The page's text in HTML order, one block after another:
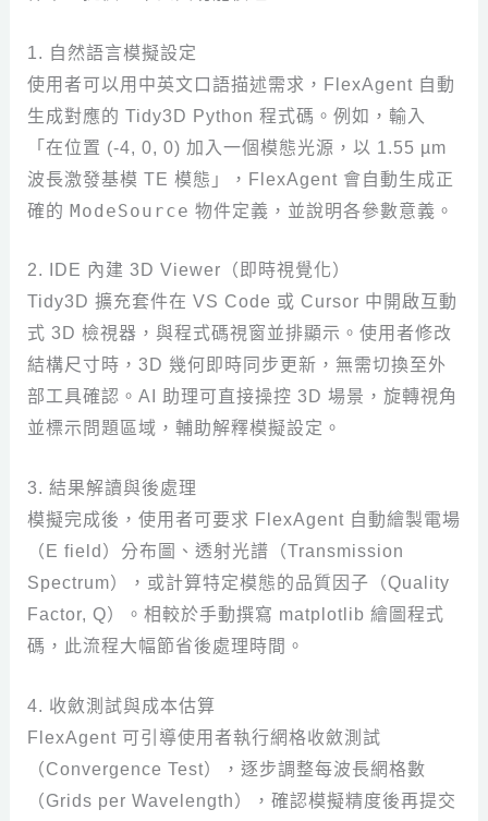
1. 自然語言模擬設定
使用者可以用中英文口語描述需求，FlexAgent 自動
生成對應的 Tidy3D Python 程式碼。例如，輸入
「在位置 (-4, 0, 0) 加入一個模態光源，以 1.55 µm
波長激發基模 TE 模態」，FlexAgent 會自動生成正
確的 ModeSource 物件定義，並說明各參數意義。
2. IDE 內建 3D Viewer（即時視覺化）
Tidy3D 擴充套件在 VS Code 或 Cursor 中開啟互動
式 3D 檢視器，與程式碼視窗並排顯示。使用者修改
結構尺寸時，3D 幾何即時同步更新，無需切換至外
部工具確認。AI 助理可直接操控 3D 場景，旋轉視角
並標示問題區域，輔助解釋模擬設定。
3. 結果解讀與後處理
模擬完成後，使用者可要求 FlexAgent 自動繪製電場
（E field）分布圖、透射光譜（Transmission
Spectrum），或計算特定模態的品質因子（Quality
Factor, Q）。相較於手動撰寫 matplotlib 繪圖程式
碼，此流程大幅節省後處理時間。
4. 收斂測試與成本估算
FlexAgent 可引導使用者執行網格收斂測試
（Convergence Test），逐步調整每波長網格數
（Grids per Wavelength），確認模擬精度後再提交